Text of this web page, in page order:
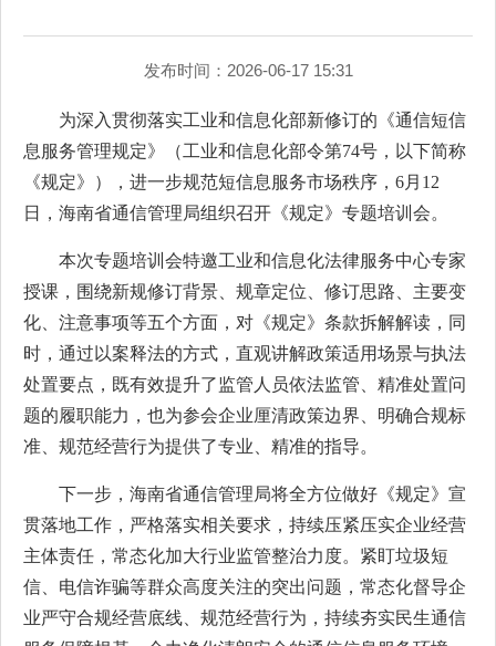
发布时间：2026-06-17 15:31
为深入贯彻落实工业和信息化部新修订的《通信短信
息服务管理规定》（工业和信息化部令第74号，以下简称
《规定》），进一步规范短信息服务市场秩序，6月12
日，海南省通信管理局组织召开《规定》专题培训会。
本次专题培训会特邀工业和信息化法律服务中心专家
授课，围绕新规修订背景、规章定位、修订思路、主要变
化、注意事项等五个方面，对《规定》条款拆解解读，同
时，通过以案释法的方式，直观讲解政策适用场景与执法
处置要点，既有效提升了监管人员依法监管、精准处置问
题的履职能力，也为参会企业厘清政策边界、明确合规标
准、规范经营行为提供了专业、精准的指导。
下一步，海南省通信管理局将全方位做好《规定》宣
贯落地工作，严格落实相关要求，持续压紧压实企业经营
主体责任，常态化加大行业监管整治力度。紧盯垃圾短
信、电信诈骗等群众高度关注的突出问题，常态化督导企
业严守合规经营底线、规范经营行为，持续夯实民生通信